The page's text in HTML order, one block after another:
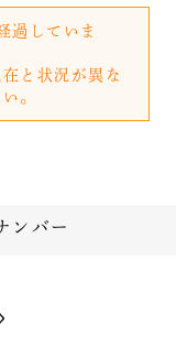
過していま
と状況が異な
。
ンバー